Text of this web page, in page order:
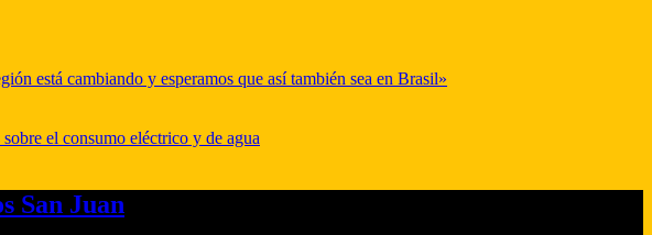
está cambiando y esperamos que así también sea en Brasil»
el consumo eléctrico y de agua
San Juan